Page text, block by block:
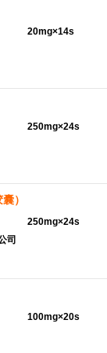
20mg×14s
250mg×24s
）
司
250mg×24s
100mg×20s